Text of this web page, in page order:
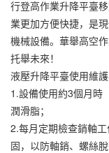
行登高作業升降平臺
業更加方便快捷，是
機械設備。華舉高空
托舉未來！
液壓升降平臺使用維護
1.設備使用約3個月時
潤滑脂；
2.每月定期檢查銷軸
固，以防軸銷、螺絲脫